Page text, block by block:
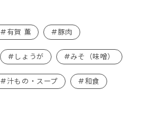
#有賀 薫 #豚肉
#しょうが #みそ（味噌）
#汁もの・スープ #和食